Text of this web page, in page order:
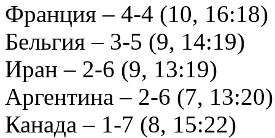
Франция – 4-4 (10, 16:18)
Бельгия – 3-5 (9, 14:19)
Иран – 2-6 (9, 13:19)
Аргентина – 2-6 (7, 13:20)
Канада – 1-7 (8, 15:22)